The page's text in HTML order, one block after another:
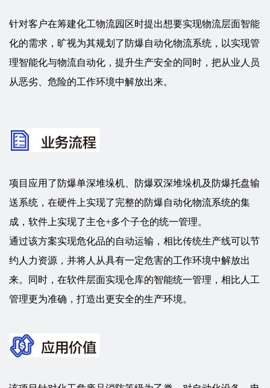
针对客户在筹建化工物流园区时提出想要实现物流层面智能
化的需求，旷视为其规划了防爆自动化物流系统，以实现管
理智能化与物流自动化，提升生产安全的同时，把从业人员
从恶劣、危险的工作环境中解放出来。
项目应用了防爆单深堆垛机、防爆双深堆垛机及防爆托盘输
送系统，在硬件上实现了完整的防爆自动化物流系统的集
成，软件上实现了主仓+多个子仓的统一管理。
通过该方案实现危化品的自动运输，相比传统生产线可以节
约人力资源，并将人从具有一定危害的工作环境中解放出
来。同时，在软件层面实现仓库的智能统一管理，相比人工
管理更为准确，打造出更安全的生产环境。